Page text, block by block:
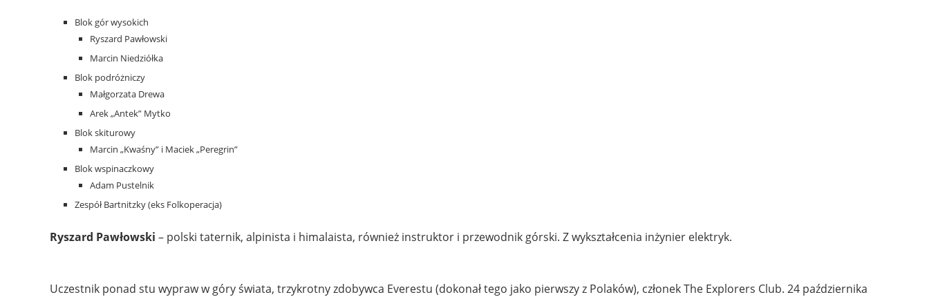
Blok gór wysokich
Ryszard Pawłowski
Marcin Niedziółka
Blok podróżniczy
Małgorzata Drewa
Arek „Antek” Mytko
Blok skiturowy
Marcin „Kwaśny” i Maciek „Peregrin”
Blok wspinaczkowy
Adam Pustelnik
Zespół Bartnitzky (eks Folkoperacja)
Ryszard Pawłowski – polski taternik, alpinista i himalaista, również instruktor i przewodnik górski. Z wykształcenia inżynier elektryk.
Uczestnik ponad stu wypraw w góry świata, trzykrotny zdobywca Everestu (dokonał tego jako pierwszy z Polaków), członek The Explorers Club. 24 października